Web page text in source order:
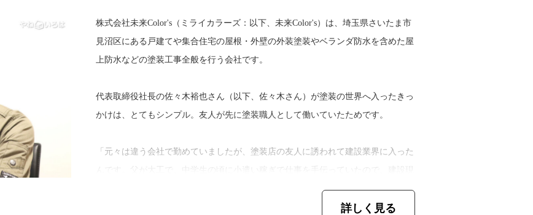
株式会社未来Color's（ミライカラーズ：以下、未来Color's）は、埼玉県さいたま市
見沼区にある戸建てや集合住宅の屋根・外壁の外装塗装やベランダ防水を含めた屋
上防水などの塗装工事全般を行う会社です。
代表取締役社長の佐々木裕也さん（以下、佐々木さん）が塗装の世界へ入ったきっ
かけは、とてもシンプル。友人が先に塗装職人として働いていたためです。
「元々は違う会社で勤めていましたが、塗装店の友人に誘われて建設業界に入った
詳しく見る